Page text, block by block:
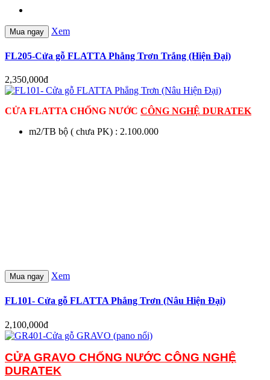
Mua ngay Xem
FL205-Cửa gỗ FLATTA Phẳng Trơn Trắng (Hiện Đại)
2,350,000đ
CỬA FLATTA CHỐNG NƯỚC CÔNG NGHỆ DURATEK
m2/TB bộ ( chưa PK) : 2.100.000
Mua ngay Xem
FL101- Cửa gỗ FLATTA Phẳng Trơn (Nâu Hiện Đại)
2,100,000đ
CỬA GRAVO CHỐNG NƯỚC CÔNG NGHỆ
DURATEK